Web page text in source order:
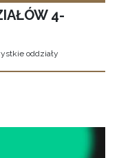
4-
oddziały